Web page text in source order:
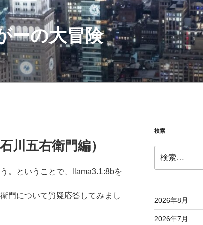
ーの大冒険
川五右衛門編）
。ということで、llama3.1:8bを
門について質疑応答してみまし
検索
索:
2026年8月
2026年7月